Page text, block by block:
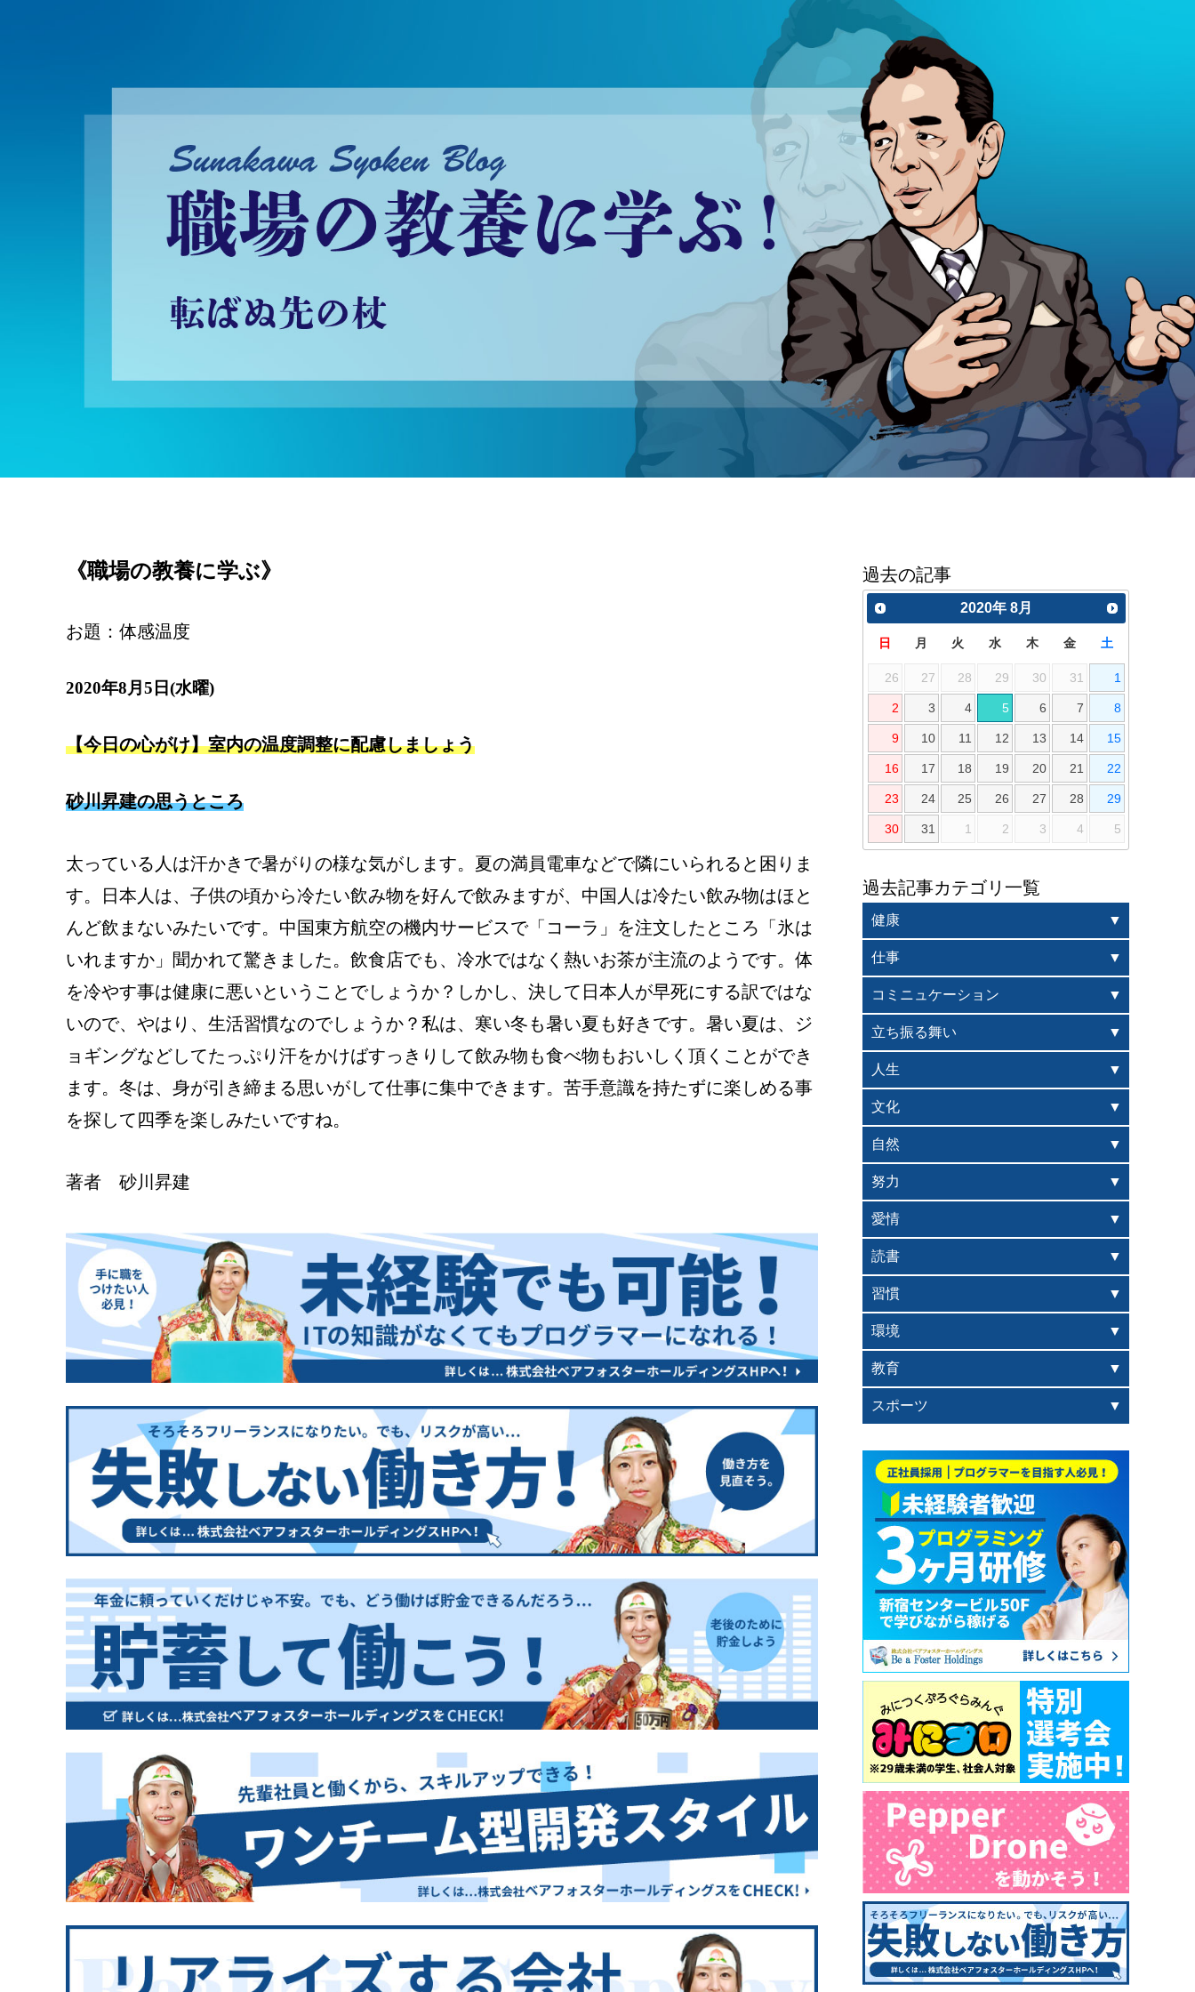
《職場の教養に学ぶ》
お題：体感温度
2020年8月5日(水曜)
【今日の心がけ】室内の温度調整に配慮しましょう
砂川昇建の思うところ
太っている人は汗かきで暑がりの様な気がします。夏の満員電車などで隣にいられると困りま
す。日本人は、子供の頃から冷たい飲み物を好んで飲みますが、中国人は冷たい飲み物はほと
んど飲まないみたいです。中国東方航空の機内サービスで「コーラ」を注文したところ「氷は
いれますか」聞かれて驚きました。飲食店でも、冷水ではなく熱いお茶が主流のようです。体
を冷やす事は健康に悪いということでしょうか？しかし、決して日本人が早死にする訳ではな
いので、やはり、生活習慣なのでしょうか？私は、寒い冬も暑い夏も好きです。暑い夏は、ジ
ョギングなどしてたっぷり汗をかけばすっきりして飲み物も食べ物もおいしく頂くことができ
ます。冬は、身が引き締まる思いがして仕事に集中できます。苦手意識を持たずに楽しめる事
を探して四季を楽しみたいですね。
著者 砂川昇建
過去の記事
2020年 8月
日 月 火 水 木 金 土
26 27 28 29 30 31 1
2 3 4 5 6 7 8
9 10 11 12 13 14 15
16 17 18 19 20 21 22
23 24 25 26 27 28 29
30 31 1 2 3 4 5
過去記事カテゴリ一覧
健康
仕事
コミニュケーション
立ち振る舞い
人生
文化
自然
努力
愛情
読書
習慣
環境
教育
スポーツ